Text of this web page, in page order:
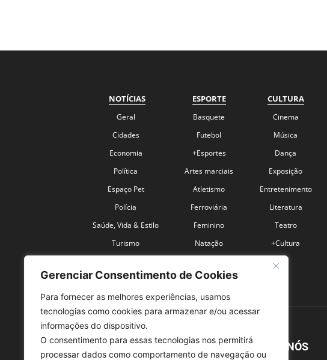
Gerenciar Consentimento de Cookies
Para fornecer as melhores experiências, usamos
tecnologias como cookies para armazenar e/ou acessar
informações do dispositivo.
O consentimento para essas tecnologias nos permitirá
processar dados como comportamento de navegação ou
NOTÍCIAS
Geral
Cidades
Economia
Política
Espaço Pet
Polícia
Saúde, Vida & Estilo
Turismo
ESPORTE
Basquete
Futebol
+Esportes
Artes marciais
Atletismo
Ferroviária
Feminino
Natação
CULTURA
Cinema
Música
Dança
Exposição
Entretenimento
Literatura
Teatro
+Cultura
SOBRE NÓS